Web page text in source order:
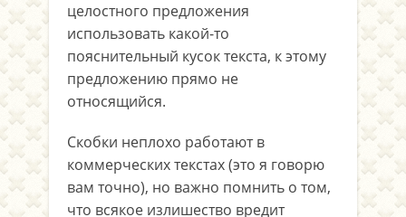
целостного предложения
использовать какой-то
пояснительный кусок текста, к этому
предложению прямо не
относящийся.
Скобки неплохо работают в
коммерческих текстах (это я говорю
вам точно), но важно помнить о том,
что всякое излишество вредит